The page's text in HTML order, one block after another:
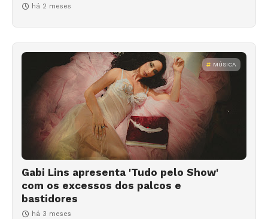
há 2 meses
MÚSICA
Gabi Lins apresenta 'Tudo pelo Show'
com os excessos dos palcos e
bastidores
há 3 meses